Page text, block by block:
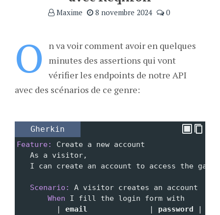
Maxime 8 novembre 2024 0
O
n va voir comment avoir en quelques
minutes des assertions qui vont
vérifier les endpoints de notre API
avec des scénarios de ce genre:
Gherkin
Feature:
Create a new account
   As a visitor,
   I can create an account to access the game
   Scenario:
A visitor creates an account
       When
I fill the login form with
         |
email | password
|